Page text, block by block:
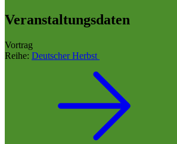
Veranstaltungsdaten
Vortrag
Reihe: Deutscher Herbst